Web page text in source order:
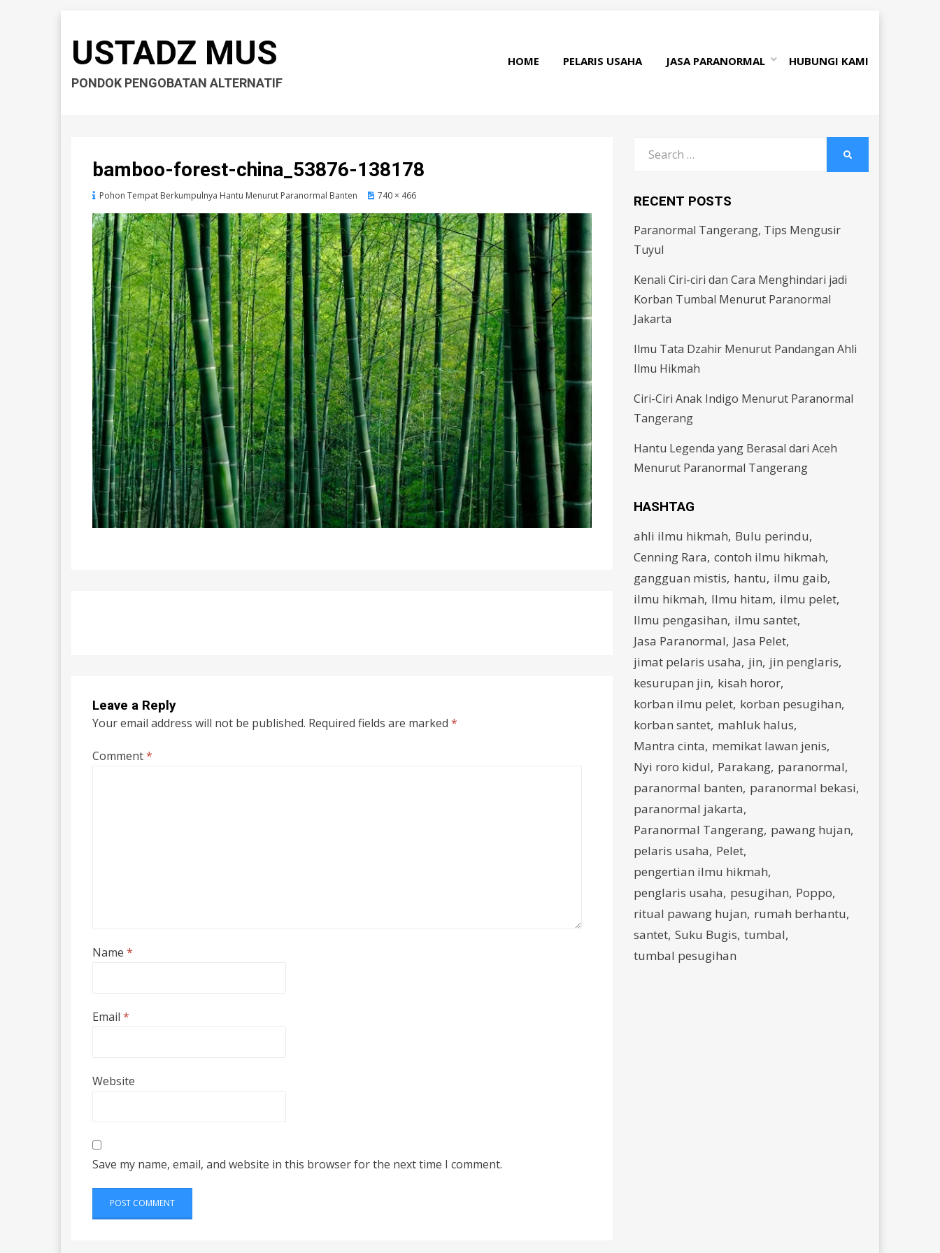
USTADZ MUS
PONDOK PENGOBATAN ALTERNATIF
HOME PELARIS USAHA JASA PARANORMAL HUBUNGI KAMI
bamboo-forest-china_53876-138178
Pohon Tempat Berkumpulnya Hantu Menurut Paranormal Banten 740 × 466
Leave a Reply
Your email address will not be published. Required fields are marked *
Comment*
Name *
Email *
Website
Save my name, email, and website in this browser for the next time I comment.
RECENT POSTS
Paranormal Tangerang, Tips Mengusir
Tuyul
Kenali Ciri-ciri dan Cara Menghindari jadi
Korban Tumbal Menurut Paranormal
Jakarta
Ilmu Tata Dzahir Menurut Pandangan Ahli
Ilmu Hikmah
Ciri-Ciri Anak Indigo Menurut Paranormal
Tangerang
Hantu Legenda yang Berasal dari Aceh
Menurut Paranormal Tangerang
HASHTAG
ahli ilmu hikmah Bulu perindu
Cenning Rara contoh ilmu hikmah
gangguan mistis hantu ilmu gaib
ilmu hikmah Ilmu hitam ilmu pelet
Ilmu pengasihan ilmu santet
Jasa Paranormal Jasa Pelet
jimat pelaris usaha jin jin penglaris
kesurupan jin kisah horor
korban ilmu pelet korban pesugihan
korban santet mahluk halus
Mantra cinta memikat lawan jenis
Nyi roro kidul Parakang paranormal
paranormal banten paranormal bekasi
paranormal jakarta
Paranormal Tangerang pawang hujan
pelaris usaha Pelet
pengertian ilmu hikmah
penglaris usaha pesugihan Poppo
ritual pawang hujan rumah berhantu
santet Suku Bugis tumbal
tumbal pesugihan